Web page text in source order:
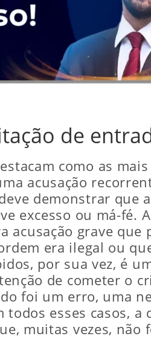
de
como as
acusação
demonstrar que
excesso ou má-fé. A
grave que
era ilegal ou
por sua vez, é
de cometer o
foi um erro, uma
esses casos, a
muitas vezes, não